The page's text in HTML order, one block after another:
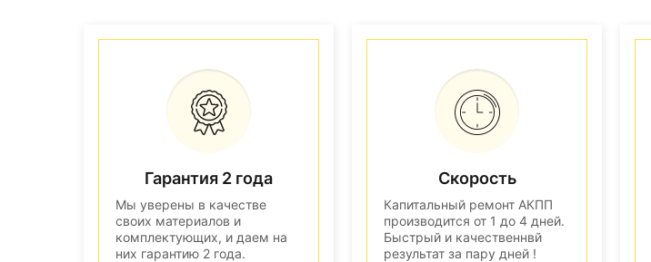
Гарантия 2 года
Мы уверены в качестве
своих материалов и
комплектующих, и даем на
них гарантию 2 года.
Скорость
Капитальный ремонт АКПП
производится от 1 до 4 дней.
Быстрый и качественнвй
результат за пару дней !